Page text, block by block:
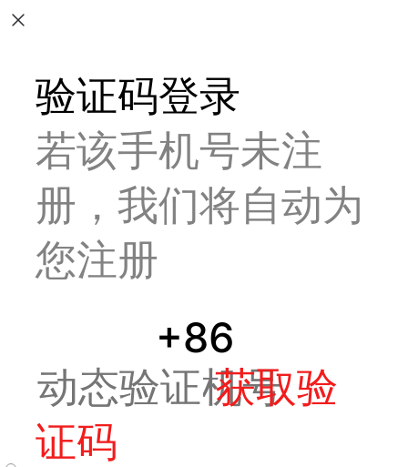
验证码登录
若该手机号未注
册，我们将自动为
您注册
+86
获取验
证码